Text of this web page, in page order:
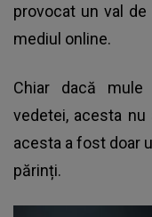
provocat un val
mediul online.
Chiar dacă mule
vedetei, acesta
acesta a fost doar
părinți.